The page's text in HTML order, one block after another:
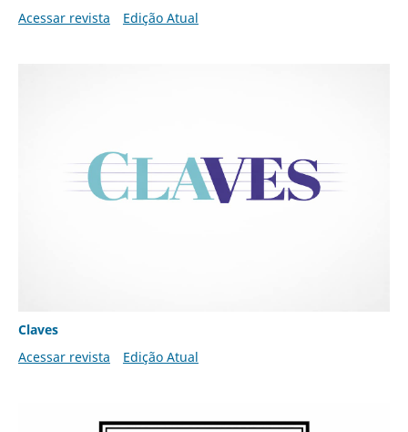
Acessar revista
Edição Atual
Claves
Acessar revista
Edição Atual